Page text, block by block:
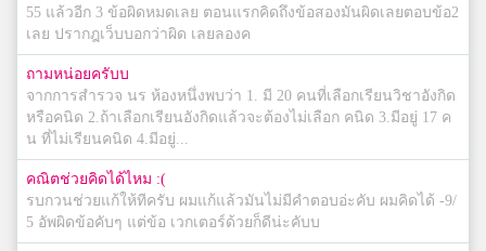
55 แล้วอีก 3 ข้อผิดหมดเลย ตอนแรกคิดถึงข้อสองมันผิดเลยตอบข้อ2
เลย ปรากฎเว็บบอกว่าผิด เลยลองค
ถามหน่อยครับบ
จากการสำรวจ นร ห้องหนึ่งพบว่า 1. มี 20 คนที่เลือกเรียนวิชาอังกิด
หรือคนิด 2.ถ้าเลือกเรียนอังกิดแล้วจะต้องไม่เลือก คนิด 3.มีอยู่ 17 ค
น ที่ไม่เรียนคนิด 4.มีอยู่...
คณิตช่วยคิดได้ไหม :(
รบกวนช่วยแก้ให้ทีครับ ผมแก้แล้วมันไม่มีคำตอบอ่ะคับ ผมคิดได้ -9/
5 อัพผิดข้อคับๆ แต่ข้อ เวกเตอร์ด้วยก็ดีน่ะคับบ